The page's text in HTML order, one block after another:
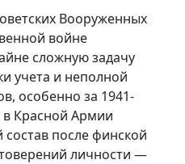
Вооруженных
войне
сложную задачу
учета и неполной
особенно за 1941-
в Красной Армии
после финской
личности —